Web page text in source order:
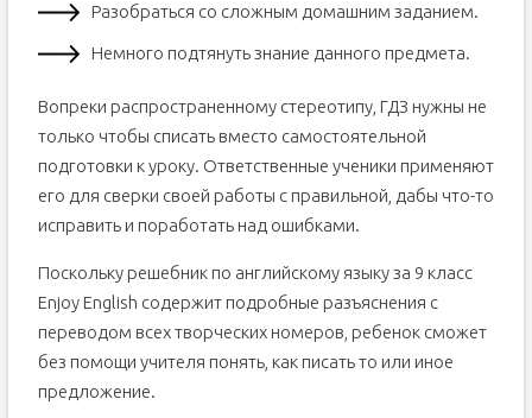
Разобраться со сложным домашним заданием.
Немного подтянуть знание данного предмета.
Вопреки распространенному стереотипу, ГДЗ нужны не
только чтобы списать вместо самостоятельной
подготовки к уроку. Ответственные ученики применяют
его для сверки своей работы с правильной, дабы что-то
исправить и поработать над ошибками.
Поскольку решебник по английскому языку за 9 класс
Enjoy English содержит подробные разъяснения с
переводом всех творческих номеров, ребенок сможет
без помощи учителя понять, как писать то или иное
предложение.